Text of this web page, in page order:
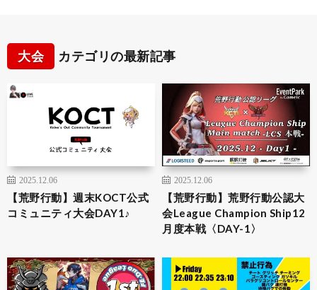
大会 カテゴリの最新記事
2025.12.06
【荒野行動】週末KOCT公式
コミュニティ大会DAY1♪
2025.12.06
【荒野行動】荒野行動公認大
会League Champion Ship12
月度本戦〈DAY-1〉